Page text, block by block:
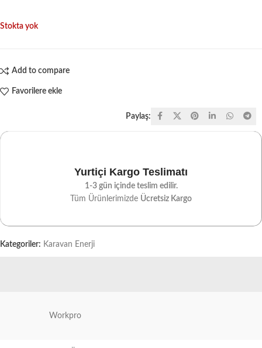
Stokta yok
Add to compare
Favorilere ekle
Paylaş:
Yurtiçi Kargo Teslimatı
1-3 gün içinde teslim edilir.
Tüm Ürünlerimizde Ücretsiz Kargo
Kategoriler: Karavan Enerji
Workpro